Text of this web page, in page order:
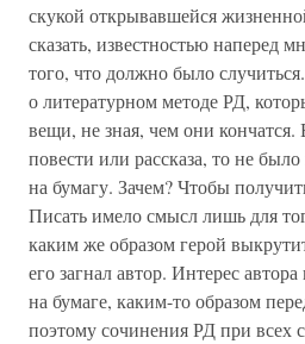
скукой открывавшейся
сказать, известностью наперед
того, что должно было
о литературном методе РД,
вещи, не зная, чем они кончатся.
повести или рассказа, то не
на бумагу. Зачем? Чтобы
Писать имело смысл лишь для
каким же образом герой
его загнал автор. Интерес
на бумаге, каким-то образом
поэтому сочинения РД при всех